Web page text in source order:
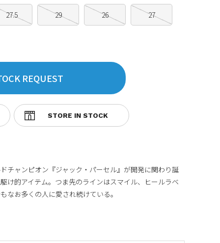
27.5 29 26 27
REQUEST
チャンピオン『ジャック・パーセル』が開発に関わり誕
け的アイテム。つま先のラインはスマイル、ヒールラベ
なお多くの人に愛され続けている。